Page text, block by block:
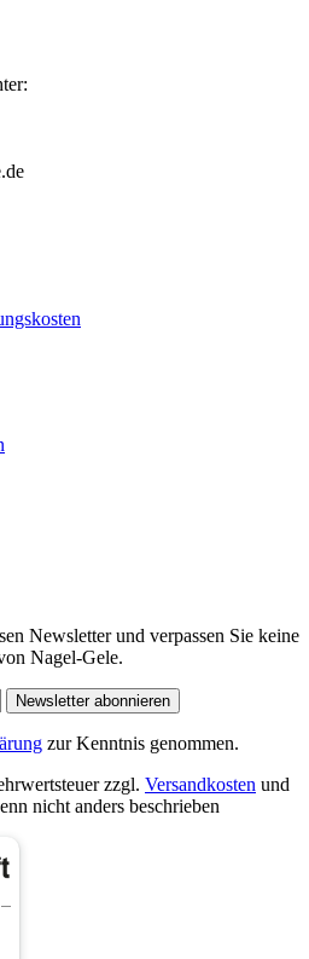
Newsletter und verpassen Sie keine
Nagel-Gele.
Newsletter abonnieren
zur Kenntnis genommen.
zzgl. Versandkosten und
nicht anders beschrieben